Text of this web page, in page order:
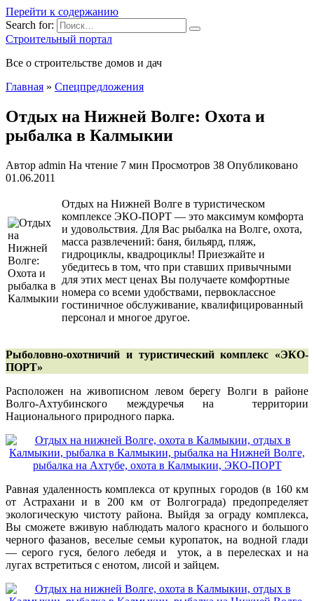
Перейти к содержанию
Search for:
Строительный портал
Все о строительстве домов и дач
Главная » Спецпредложения
Отдых на Нижней Волге: Охота и
рыбалка в Калмыкии
Автор admin На чтение 7 мин Просмотров 38 Опубликовано
01.06.2011
Отдых на Нижней Волге в туристическом
комплексе ЭКО-ПОРТ — это максимум комфорта
и удовольствия. Для Вас рыбалка на Волге, охота,
масса развлечений: баня, бильярд, пляж,
гидроциклы, квадроциклы! Приезжайте и
убедитесь в том, что при ставших привычными
для этих мест ценах Вы получаете комфортные
номера со всеми удобствами, первоклассное
гостиничное обслуживание, квалифицированный
персонал и многое другое.
Рыболовно-охотничий и туристический комплекс «ЭКО-
ПОРТ»
Расположен на живописном левом берегу Волги в районе
Волго-Ахтубинского междуречья на территории
Национального природного парка.
Равная удаленность комплекса от крупных городов (в 160 км
от Астрахани и в 200 км от Волгограда) предопределяет
экологическую чистоту района. Выйдя за ограду комплекса,
Вы сможете вживую наблюдать малого красного и большого
черного фазанов, веселые семьи куропаток, на водной глади
— серого гуся, белого лебедя и уток, а в перелесках и на
лугах встретиться с енотом, лисой и зайцем.